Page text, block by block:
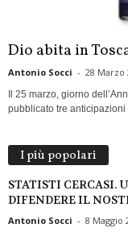
Dio abita in
Antonio Socci - 28 Marzo
Il 25 marzo, giorno
pubblicato tre
I più popolari
STATISTI CERCASI.
DIFENDERE IL
Antonio Socci - 8 Maggio